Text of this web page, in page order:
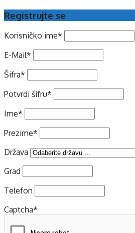
Registrujte se
Korisničko ime*
E-Mail*
Šifra*
Potvrdi šifru*
Ime*
Prezime*
Država
Grad
Telefon
Captcha*